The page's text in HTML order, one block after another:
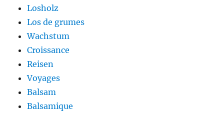
Losholz
Los de grumes
Wachstum
Croissance
Reisen
Voyages
Balsam
Balsamique